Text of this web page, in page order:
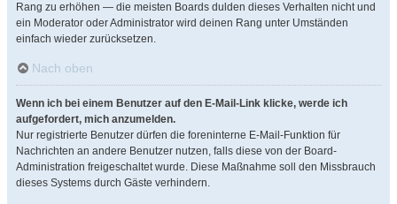
Rang zu erhöhen — die meisten Boards dulden dieses Verhalten nicht und
ein Moderator oder Administrator wird deinen Rang unter Umständen
einfach wieder zurücksetzen.
Nach oben
Wenn ich bei einem Benutzer auf den E-Mail-Link klicke, werde ich
aufgefordert, mich anzumelden.
Nur registrierte Benutzer dürfen die foreninterne E-Mail-Funktion für
Nachrichten an andere Benutzer nutzen, falls diese von der Board-
Administration freigeschaltet wurde. Diese Maßnahme soll den Missbrauch
dieses Systems durch Gäste verhindern.